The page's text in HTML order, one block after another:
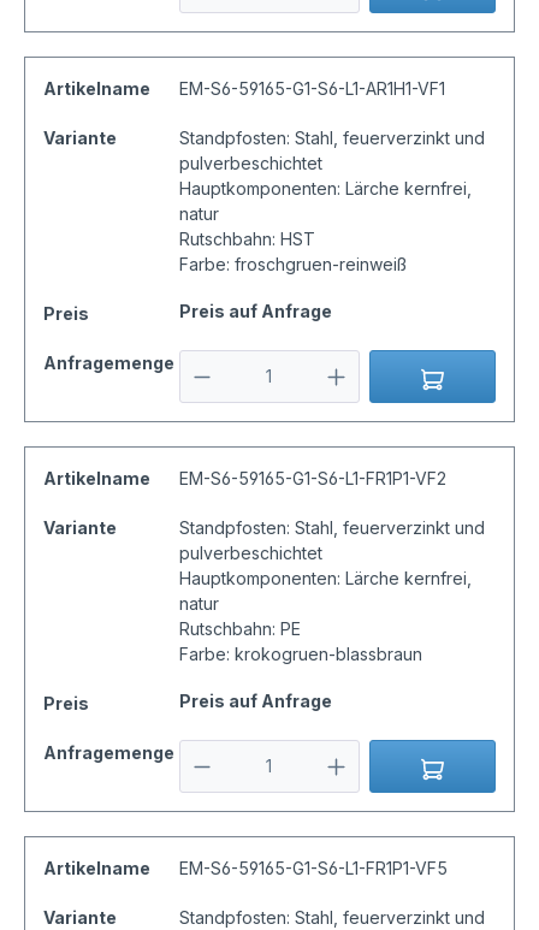
Artikelname EM-S6-59165-G1-S6-L1-AR1H1-VF1
Variante
Standpfosten: Stahl, feuerverzinkt und
pulverbeschichtet
Hauptkomponenten: Lärche kernfrei,
natur
Rutschbahn: HST
Farbe: froschgruen-reinweiß
Preis Preis auf Anfrage
Anfragemenge
Artikelname EM-S6-59165-G1-S6-L1-FR1P1-VF2
Variante
Standpfosten: Stahl, feuerverzinkt und
pulverbeschichtet
Hauptkomponenten: Lärche kernfrei,
natur
Rutschbahn: PE
Farbe: krokogruen-blassbraun
Preis Preis auf Anfrage
Anfragemenge
Artikelname EM-S6-59165-G1-S6-L1-FR1P1-VF5
Variante
Standpfosten: Stahl, feuerverzinkt und